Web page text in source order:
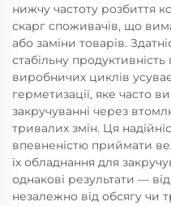
нижчу частоту розбиття
скарг споживачів, що
або заміни товарів.
стабільну
виробничих циклів
герметизації, яке часто
закручуванні через
тривалих змін. Ця
впевненістю приймати
їх обладнання для
однакові результати —
незалежно від обсягу чи